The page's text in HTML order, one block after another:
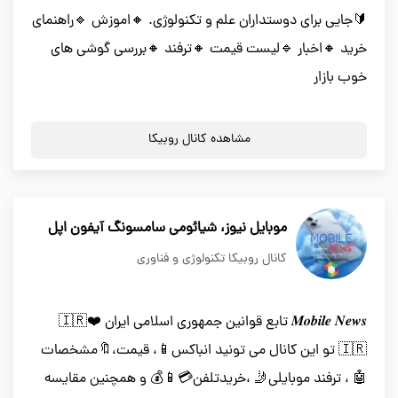
🔰جایی برای دوستداران علم و تکنولوژی. 🔸️اموزش 🔹️راهنمای
خرید 🔸️اخبار 🔹️لیست قیمت 🔸️ترفند 🔸️بررسی گوشی های
خوب بازار
مشاهده کانال روبیکا
موبایل نیوز، شیائومی سامسونگ آیفون اپل
کانال روبیکا تکنولوژی و فناوری
𝑴𝒐𝒃𝒊𝒍𝒆 𝑵𝒆𝒘𝒔 تابع قوانین جمهوری اسلامی ایران 🇮🇷❤️
🇮🇷 تو این کانال می تونید انباکس📱، قیمت،🔖مشخصات
🤖 ، ترفند موبایلی🤳 ،خریدتلفن💳📱💰 و همچنین مقایسه